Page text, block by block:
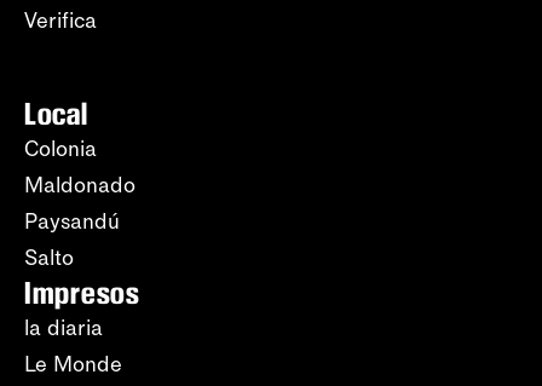
Verifica
Local
Colonia
Maldonado
Paysandú
Salto
Impresos
la diaria
Le Monde